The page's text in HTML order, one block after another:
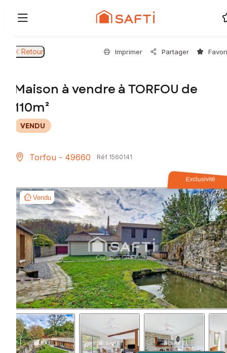
Retour Imprimer Partager
Maison à vendre à TORFOU de
110m²
VENDU
Torfou - 49660 Réf 1560141
Exclusivité
Vendu